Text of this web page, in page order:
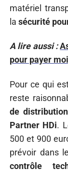
matériel
la sécurité
A lire aussi :
pour payer
Pour ce qui
reste
de distribution
Partner HDi.
500 et 900
prévoir dans le
contrôle